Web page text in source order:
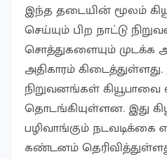
இந்த தடையின் மூலம்
செய்யும் பிற நாட்டு
சொத்துகளையும் முடக்க
அதிகாரம்
நிறுவனங்கள் கியூபாவை
தொடங்கியுள்ளன. இது
பழிவாங்கும் நடவடிக்கை
கண்டனம்